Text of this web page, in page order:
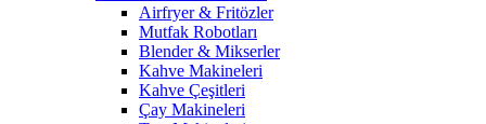
Airfryer & Fritözler
Mutfak Robotları
Blender & Mikserler
Kahve Makineleri
Kahve Çeşitleri
Çay Makineleri